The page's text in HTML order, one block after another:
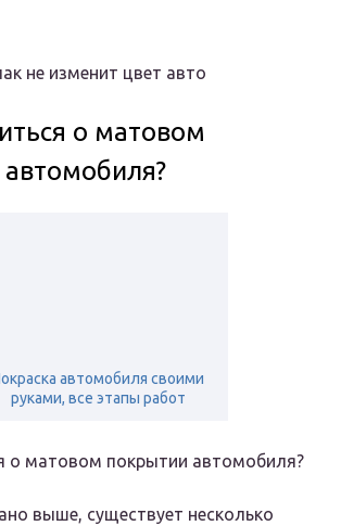
не изменит цвет авто
о матовом
автомобиля своими
руками, все этапы работ
о матовом покрытии автомобиля?
выше, существует несколько